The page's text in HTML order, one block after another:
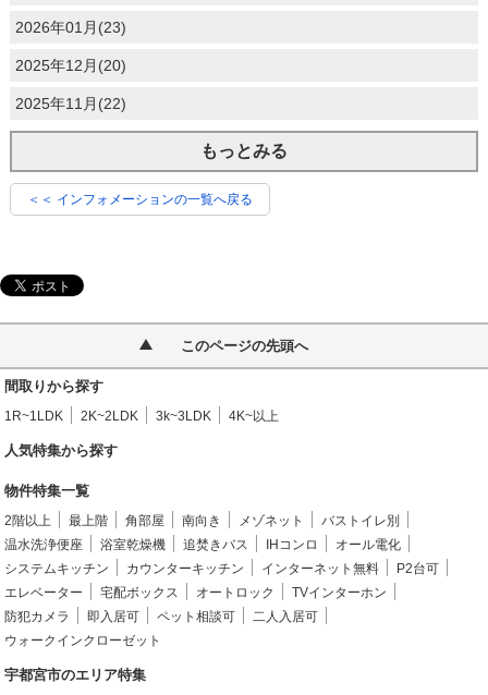
2026年01月(23)
2025年12月(20)
2025年11月(22)
もっとみる
＜＜ インフォメーションの一覧へ戻る
このページの先頭へ
間取りから探す
1R~1LDK 2K~2LDK 3k~3LDK 4K~以上
人気特集から探す
物件特集一覧
2階以上 最上階 角部屋 南向き メゾネット
バストイレ別
温水洗浄便座
浴室乾燥機 追焚きバス IHコンロ
オール電化
システムキッチン
カウンターキッチン インターネット無料
P2台可
エレベーター
宅配ボックス オートロック
TVインターホン
防犯カメラ
即入居可 ペット相談可
二人入居可
ウォークインクローゼット
宇都宮市のエリア特集